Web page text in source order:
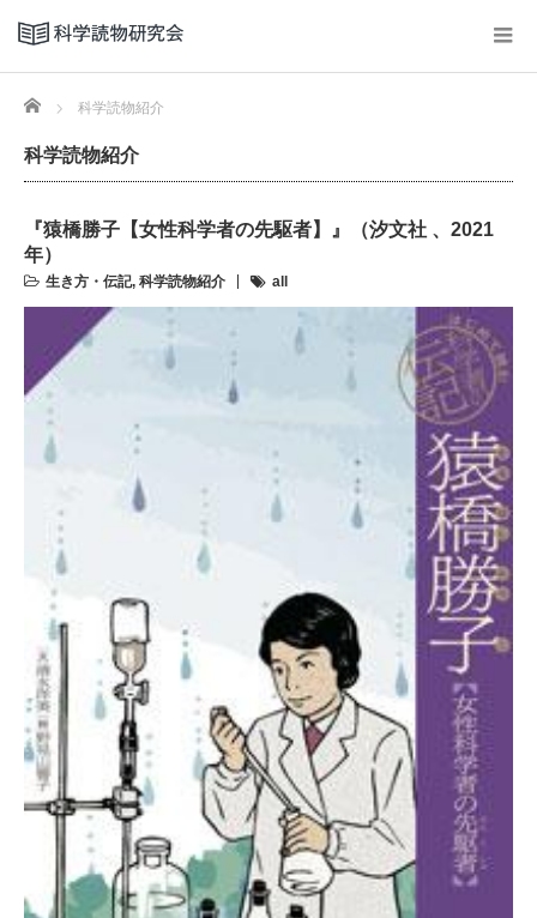
Home 科学読物紹介
科学読物紹介
『猿橋勝子【女性科学者の先駆者】』（汐文社 、2021
年）
生き方・伝記, 科学読物紹介 all